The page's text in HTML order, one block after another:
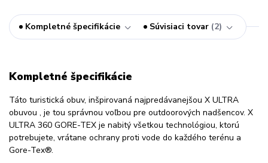
Kompletné špecifikácie Súvisiaci tovar 2
Kompletné špecifikácie
Táto turistická obuv, inšpirovaná najpredávanejšou X ULTRA
obuvou , je tou správnou voľbou pre outdoorových nadšencov. X
ULTRA 360 GORE-TEX je nabitý všetkou technológiou, ktorú
potrebujete, vrátane ochrany proti vode do každého terénu a
Gore-Tex®.